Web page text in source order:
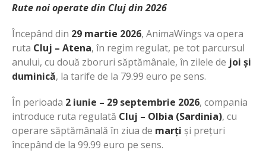
Rute noi operate din Cluj din 2026
Începând din 29 martie 2026, AnimaWings va opera
ruta Cluj – Atena, în regim regulat, pe tot parcursul
anului, cu două zboruri săptămânale, în zilele de joi și
duminică, la tarife de la 79.99 euro pe sens.
În perioada 2 iunie – 29 septembrie 2026, compania
introduce ruta regulată Cluj – Olbia (Sardinia), cu
operare săptămânală în ziua de marți și prețuri
începând de la 99.99 euro pe sens.